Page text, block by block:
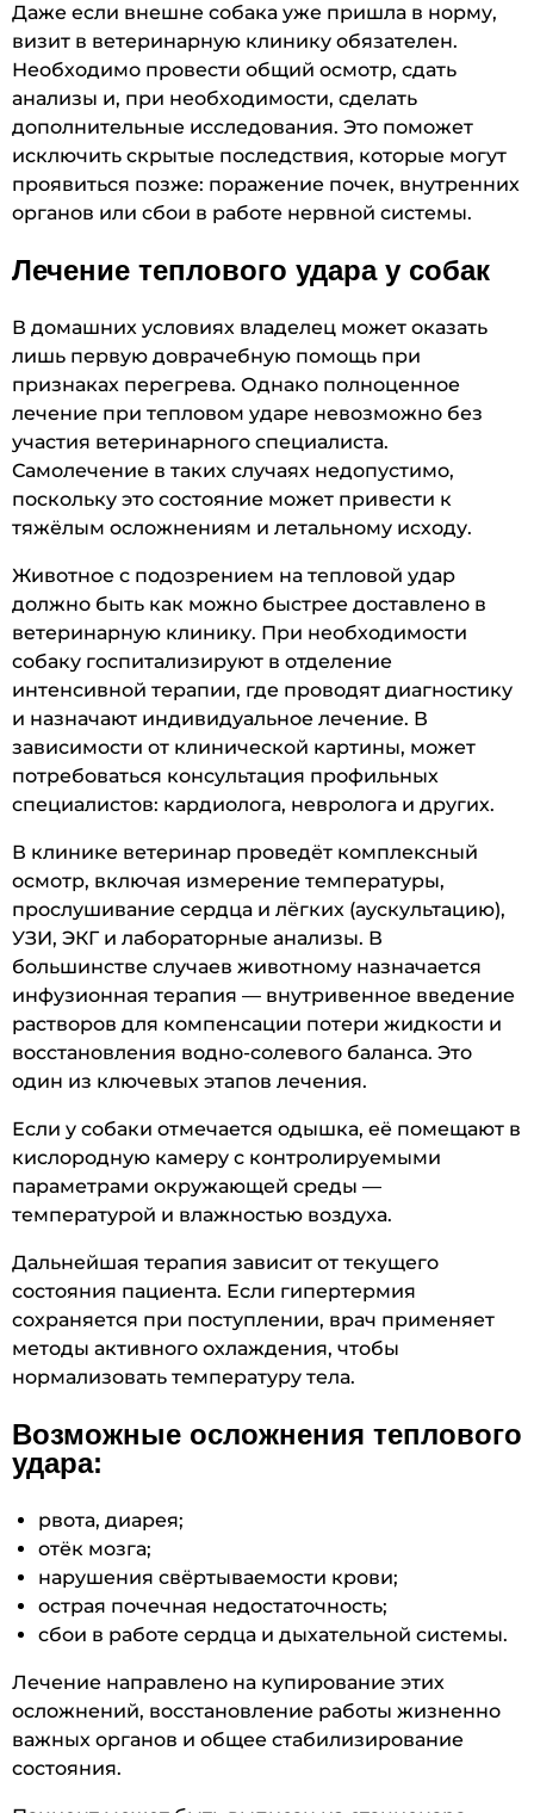
Даже если внешне собака уже пришла в норму,
визит в ветеринарную клинику обязателен.
Необходимо провести общий осмотр, сдать
анализы и, при необходимости, сделать
дополнительные исследования. Это поможет
исключить скрытые последствия, которые могут
проявиться позже: поражение почек, внутренних
органов или сбои в работе нервной системы.
Лечение теплового удара у собак
В домашних условиях владелец может оказать
лишь первую доврачебную помощь при
признаках перегрева. Однако полноценное
лечение при тепловом ударе невозможно без
участия ветеринарного специалиста.
Самолечение в таких случаях недопустимо,
поскольку это состояние может привести к
тяжёлым осложнениям и летальному исходу.
Животное с подозрением на тепловой удар
должно быть как можно быстрее доставлено в
ветеринарную клинику. При необходимости
собаку госпитализируют в отделение
интенсивной терапии, где проводят диагностику
и назначают индивидуальное лечение. В
зависимости от клинической картины, может
потребоваться консультация профильных
специалистов: кардиолога, невролога и других.
В клинике ветеринар проведёт комплексный
осмотр, включая измерение температуры,
прослушивание сердца и лёгких (аускультацию),
УЗИ, ЭКГ и лабораторные анализы. В
большинстве случаев животному назначается
инфузионная терапия — внутривенное введение
растворов для компенсации потери жидкости и
восстановления водно-солевого баланса. Это
один из ключевых этапов лечения.
Если у собаки отмечается одышка, её помещают в
кислородную камеру с контролируемыми
параметрами окружающей среды —
температурой и влажностью воздуха.
Дальнейшая терапия зависит от текущего
состояния пациента. Если гипертермия
сохраняется при поступлении, врач применяет
методы активного охлаждения, чтобы
нормализовать температуру тела.
Возможные осложнения теплового
удара:
рвота, диарея;
отёк мозга;
нарушения свёртываемости крови;
острая почечная недостаточность;
сбои в работе сердца и дыхательной системы.
Лечение направлено на купирование этих
осложнений, восстановление работы жизненно
важных органов и общее стабилизирование
состояния.